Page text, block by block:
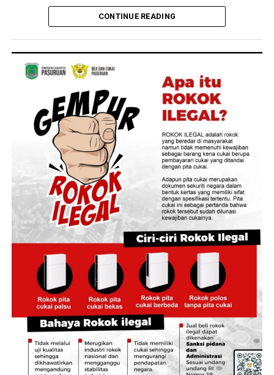
penandatanganan, tapi kami ingin menyatukan
komitmen, data, sistem, sumber daya, dan kewenangan
agar layanan pertanahan dan tata ruang menghasilkan
manfaat ekonomi yang nyata sekaligus memperkuat
tata kelola yang transparan dan akuntabel,” ujar Staf
Ahli Bidang Pengembangan Kawasan, Dony Erwan
Dony Erwan Brilianto menjelaskan, rencana aksi dalam
kerja sama tersebut diharapkan mampu meningkatkan
kualitas pelayanan publik, memperkuat pendapatan
daerah, memberikan kepastian hukum atas aset,
sekaligus menutup celah penyimpangan dalam tata
kelola pertanahan dan tata ruang.
Ia menjelaskan, terdapat sembilan paket program kerja
sama yang dapat dipilih dan disesuaikan dengan
kebutuhan masing-masing daerah, yaitu Integrasi
Nomor Induk Bidang (NIB) dan Nomor Objek Pajak
(NOP); Integrasi Layanan Pertanahan dengan Mal
Pelayanan Publik; Percepatan Pendaftaran Tanah;
Percepatan Rencana Detail Tata Ruang (RDTR)
Terintegrasi dalam Online Single Submission (OSS);
Sensus Pertanahan Berbasis Geospasial; Integrasi
Kawasan Pertanian Pangan Berkelanjutan/Lahan
Pertanian Pangan Berkelanjutan (KP2B/LP2B) dalam
CONTINUE READING